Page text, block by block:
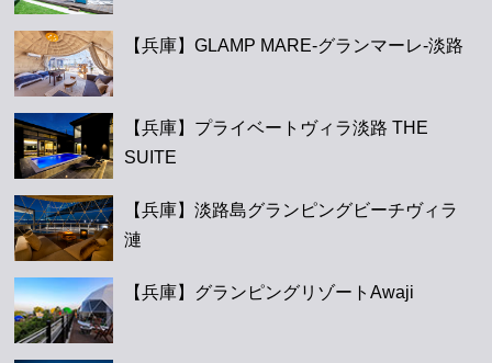
【兵庫】GLAMP MARE-グランマーレ-淡路
【兵庫】プライベートヴィラ淡路 THE
SUITE
【兵庫】淡路島グランピングビーチヴィラ
漣
【兵庫】グランピングリゾートAwaji